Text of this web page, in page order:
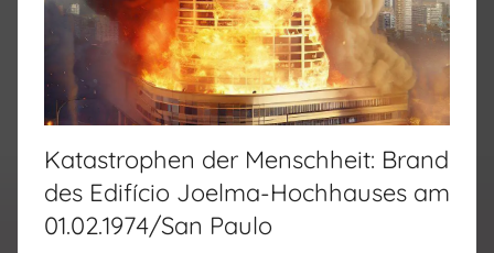
Katastrophen der Menschheit: Brand
des Edifício Joelma-Hochhauses am
01.02.1974/San Paulo